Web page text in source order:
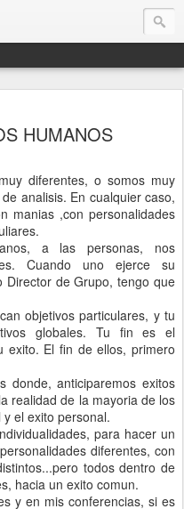
HUMANOS
diferentes, o somos muy
analisis. En cualquier caso,
manias ,con personalidades
a las personas, nos
Cuando uno ejerce su
de Grupo, tengo que
objetivos particulares, y tu
globales. Tu fin es el
exito. El fin de ellos, primero
donde, anticiparemos exitos
realidad de la mayoria de los
el exito personal.
para hacer un
diferentes, con
todos dentro de
hacia un exito comun.
y en mis conferencias, si es